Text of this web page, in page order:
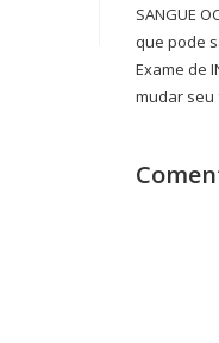
SANGUE
que pode
Exame de
mudar seu